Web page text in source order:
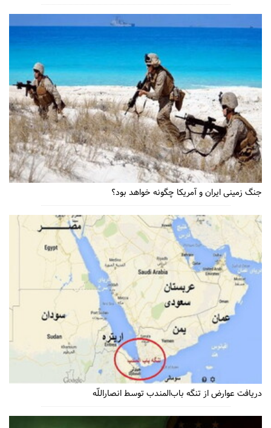
جنگ زمینی ایران و آمریکا چگونه خواهد بود؟
دریافت عوارض از تنگه باب‌المندب توسط انصاراللّه